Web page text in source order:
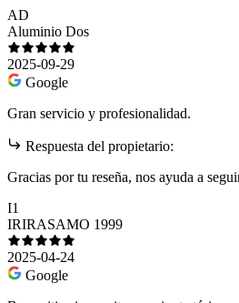
AD
Aluminio Dos
2025-09-29
Google
Gran servicio y profesionalidad.
Respuesta del propietario:
Gracias por tu reseña, nos ayuda a
I1
IRIRASAMO 1999
2025-04-24
Google